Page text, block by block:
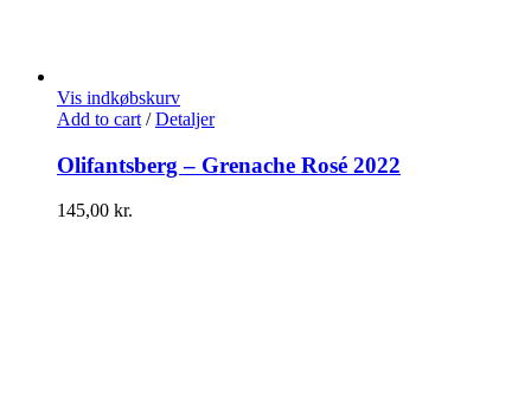
Vis indkøbskurv
Add to cart / Detaljer
Olifantsberg – Grenache Rosé 2022
145,00 kr.